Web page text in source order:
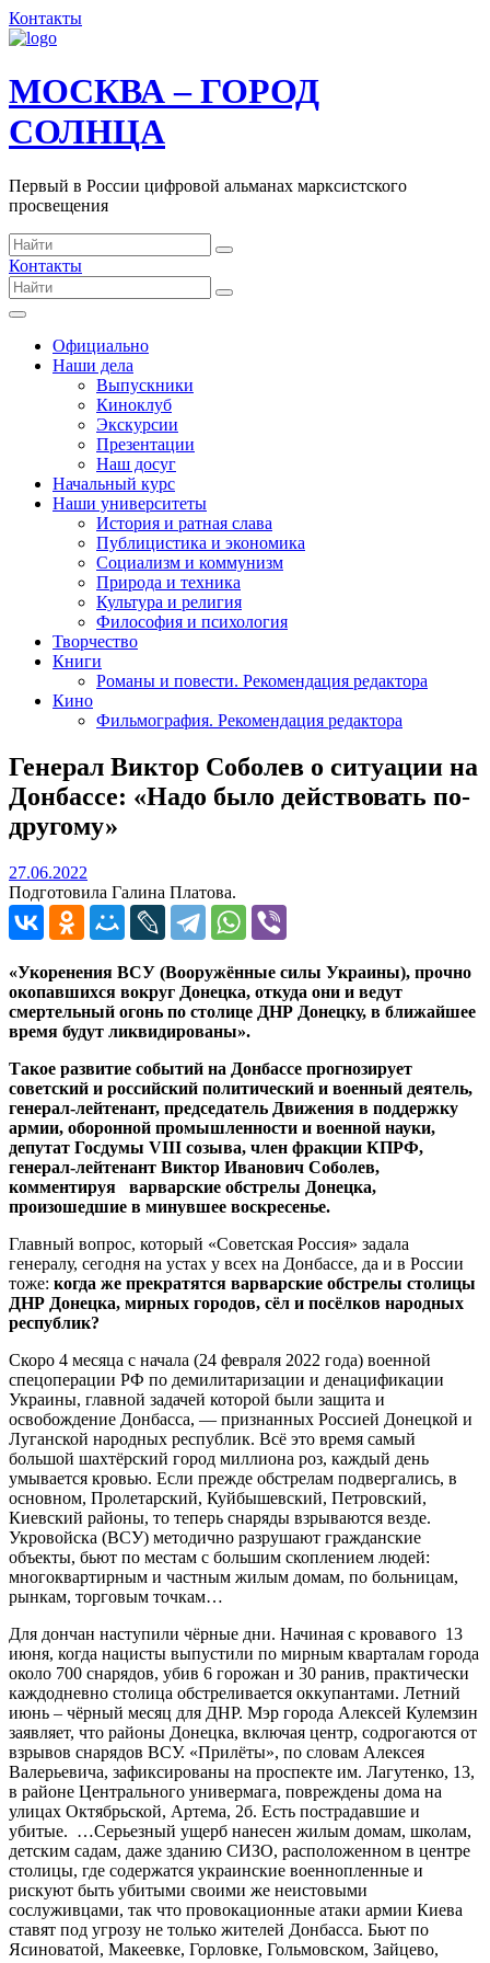
Контакты
МОСКВА – ГОРОД
СОЛНЦА
Первый в России цифровой альманах марксистского
просвещения
Контакты
Официально
Наши дела
Выпускники
Киноклуб
Экскурсии
Презентации
Наш досуг
Начальный курс
Наши университеты
История и ратная слава
Публицистика и экономика
Социализм и коммунизм
Природа и техника
Культура и религия
Философия и психология
Творчество
Книги
Романы и повести. Рекомендация редактора
Кино
Фильмография. Рекомендация редактора
Генерал Виктор Соболев о ситуации на
Донбассе: «Надо было действовать по-
другому»
27.06.2022
Подготовила Галина Платова.
«Укоренения ВСУ (Вооружённые силы Украины), прочно
окопавшихся вокруг Донецка, откуда они и ведут
смертельный огонь по столице ДНР Донецку, в ближайшее
время будут ликвидированы».
Такое развитие событий на Донбассе прогнозирует
советский и российский политический и военный деятель,
генерал-лейтенант, председатель Движения в поддержку
армии, оборонной промышленности и военной науки,
депутат Госдумы VIII созыва, член фракции КПРФ,
генерал-лейтенант Виктор Иванович Соболев,
комментируя варварские обстрелы Донецка,
произошедшие в минувшее воскресенье.
Главный вопрос, который «Советская Россия» задала
генералу, сегодня на устах у всех на Донбассе, да и в России
тоже: когда же прекратятся варварские обстрелы столицы
ДНР Донецка, мирных городов, сёл и посёлков народных
республик?
Скоро 4 месяца с начала (24 февраля 2022 года) военной
спецоперации РФ по демилитаризации и денацификации
Украины, главной задачей которой были защита и
освобождение Донбасса, — признанных Россией Донецкой и
Луганской народных республик. Всё это время самый
большой шахтёрский город миллиона роз, каждый день
умывается кровью. Если прежде обстрелам подвергались, в
основном, Пролетарский, Куйбышевский, Петровский,
Киевский районы, то теперь снаряды взрываются везде.
Укровойска (ВСУ) методично разрушают гражданские
объекты, бьют по местам с большим скоплением людей:
многоквартирным и частным жилым домам, по больницам,
рынкам, торговым точкам…
Для дончан наступили чёрные дни. Начиная с кровавого 13
июня, когда нацисты выпустили по мирным кварталам города
около 700 снарядов, убив 6 горожан и 30 ранив, практически
каждодневно столица обстреливается оккупантами. Летний
июнь – чёрный месяц для ДНР. Мэр города Алексей Кулемзин
заявляет, что районы Донецка, включая центр, содрогаются от
взрывов снарядов ВСУ. «Прилёты», по словам Алексея
Валерьевича, зафиксированы на проспекте им. Лагутенко, 13,
в районе Центрального универмага, повреждены дома на
улицах Октябрьской, Артема, 2б. Есть пострадавшие и
убитые. …Серьезный ущерб нанесен жилым домам, школам,
детским садам, даже зданию СИЗО, расположенном в центре
столицы, где содержатся украинские военнопленные и
рискуют быть убитыми своими же неистовыми
сослуживцами, так что провокационные атаки армии Киева
ставят под угрозу не только жителей Донбасса. Бьют по
Ясиноватой, Макеевке, Горловке, Гольмовском, Зайцево,